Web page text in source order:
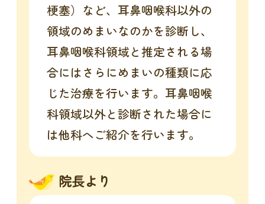
梗塞）など、耳鼻咽喉科以外の
領域のめまいなのかを診断し、
耳鼻咽喉科領域と推定される場
合にはさらにめまいの種類に応
じた治療を行います。耳鼻咽喉
科領域以外と診断された場合に
は他科へご紹介を行います。
院長より